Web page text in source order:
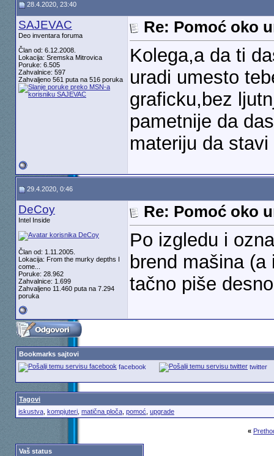
28.4.2020, 23:40
SAJEVAC
Deo inventara foruma
Član od: 6.12.2008.
Lokacija: Sremska Mitrovica
Poruke: 6.505
Zahvalnice: 597
Zahvaljeno 561 puta na 516 poruka
Re: Pomoć oko
Kolega,a da ti
uradi umesto
graficku,bez
pametnije da
materiju da stavi
29.4.2020, 0:46
DeCoy
Intel Inside
Član od: 1.11.2005.
Lokacija: From the murky depths I
come...
Poruke: 28.962
Zahvalnice: 1.699
Zahvaljeno 11.460 puta na 7.294
poruka
Re: Pomoć oko
Po izgledu i
brend mašina
tačno piše
Bookmarks sajtovi
facebook
twitter
Tagovi
iskustva, kompjuteri, matična ploča, pomoć upgrade
«
Vaš status